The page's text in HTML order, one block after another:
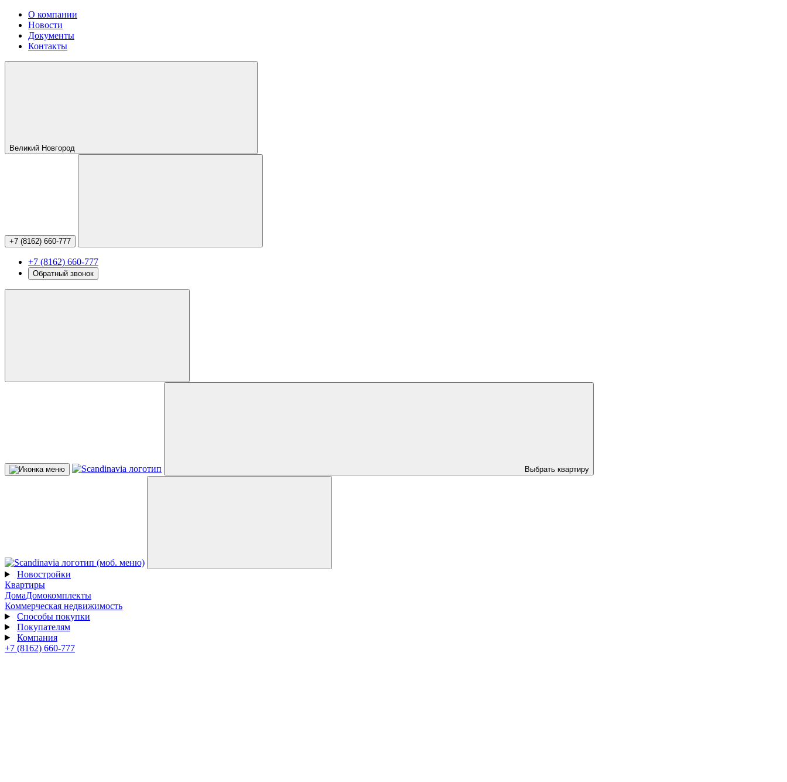
О компании
Новости
Документы
Контакты
Великий Новгород
+7 (8162) 660-777
+7 (8162) 660-777
Обратный звонок
Выбрать квартиру
Новостройки
Квартиры
ДомаДомокомплекты
Коммерческая недвижимость
Способы покупки
Покупателям
Компания
+7 (8162) 660-777